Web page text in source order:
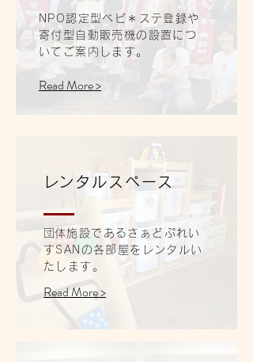
​NPO認定型ベビ＊ステ登録や
寄付型自動販売機の設置につ
いてご案内します。
Read More >
​レンタルスペース
​団体施設であるさぁどぷれい
すSANの各部屋をレンタルい
たします。
Read More >